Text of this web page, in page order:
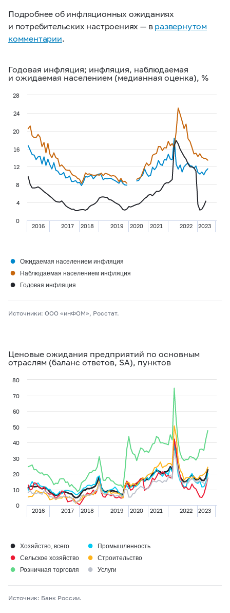
Подробнее об инфляционных ожиданиях
и потребительских настроениях — в развернутом
комментарии.
Годовая инфляция; инфляция, наблюдаемая
и ожидаемая населением (медианная оценка), %
Ценовые ожидания предприятий по основным
отраслям (баланс ответов, SA), пунктов
2016 2017 2018 2019 2020 2021 2022 2023
0
4
8
12
16
20
24
28
● Ожидаемая населением инфляция
● Наблюдаемая населением инфляция
● Годовая инфляция
2016 2017 2018 2019 2020 2021 2022 2023
0
10
20
30
40
50
60
70
80
● Хозяйство, всего ● Промышленность
● Сельское хозяйство ● Строительство
● Розничная торговля ● Услуги
Источники: ООО «инФОМ», Росстат.
Источник: Банк России.